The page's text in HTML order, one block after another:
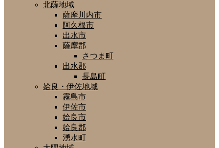
北薩地域
薩摩川内市
阿久根市
出水市
薩摩郡
さつま町
出水郡
長島町
姶良・伊佐地域
霧島市
伊佐市
姶良市
姶良郡
湧水町